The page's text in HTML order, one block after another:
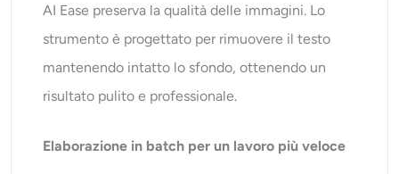
AI Ease preserva la qualità delle immagini. Lo
strumento è progettato per rimuovere il testo
mantenendo intatto lo sfondo, ottenendo un
risultato pulito e professionale.
Elaborazione in batch per un lavoro più veloce